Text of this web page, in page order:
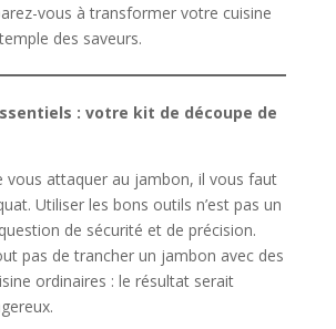
vous à transformer votre cuisine
des saveurs.
: votre kit de découpe de
vous attaquer au jambon, il vous faut
Utiliser les bons outils n’est pas un
de sécurité et de précision.
pas de trancher un jambon avec des
ordinaires : le résultat serait